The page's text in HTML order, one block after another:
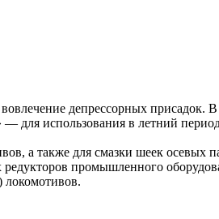
депрессорных присадок.
для использования в летний
а также для смазки шеек осевых
промышленного